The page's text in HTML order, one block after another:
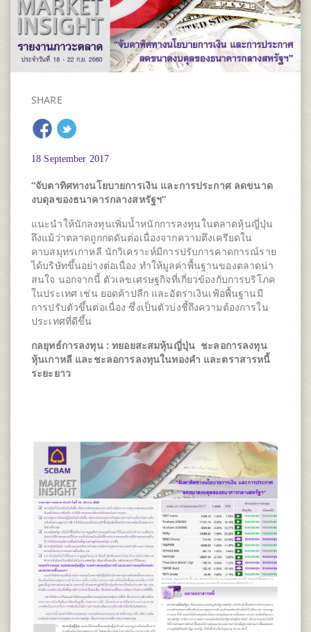
SHARE
18 September 2017
“จับตาทิศทางนโยบายการเงิน และการประกาศ ลดขนาด
งบดุลของธนาคารกลางสหรัฐฯ”
แนะนำให้นักลงทุนเพิ่มน้ำหนักการลงทุนในตลาดหุ้นญี่ปุ่น
ถึงแม้ว่าตลาดถูกกดดันต่อเนื่องจากความตึงเครียดใน
คาบสมุทรเกาหลี นักวิเคราะห์มีการปรับการคาดการณ์ราย
ได้บริษัทขึ้นอย่างต่อเนื่อง ทำให้มูลค่าพื้นฐานของตลาดน่า
สนใจ นอกจากนี้ ตัวเลขเศรษฐกิจที่เกี่ยวข้องกับการบริโภค
ในประเทศ เช่น ยอดค้าปลีก และอัตราเงินเฟ้อพื้นฐานมี
การปรับตัวขึ้นต่อเนื่อง ซึ่งเป็นตัวบ่งชี้ถึงความต้องการใน
ประเทศที่ดีขึ้น
กลยุทธ์การลงทุน : ทยอยสะสมหุ้นญี่ปุ่น ชะลอการลงทุน
หุ้นเกาหลี และชะลอการลงทุนในทองคำ และตราสารหนี้
ระยะยาว